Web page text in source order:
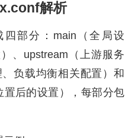
解析
部分：main（全局设
、upstream（上游服务
负载均衡相关配置）和
置后的设置），每部分包